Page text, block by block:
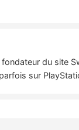
du site
sur